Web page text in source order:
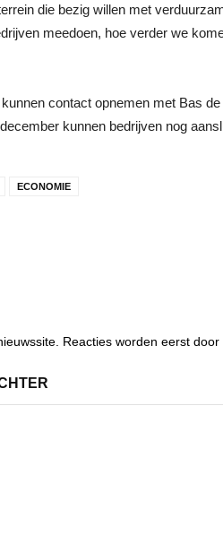
die bezig willen met
meedoen, hoe verder we
contact opnemen met Bas
kunnen bedrijven nog
ECONOMIE
Reacties worden eerst